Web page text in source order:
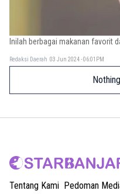
Inilah berbagai makanan favorit
Redaksi Daerah 03 Jun 2024 - 06:01PM
Tentang Kami Pedoman